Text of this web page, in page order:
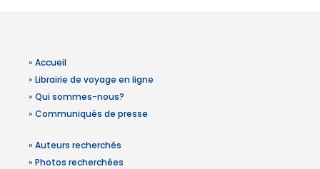
» Accueil
» Librairie de voyage en ligne
» Qui sommes-nous?
» Communiqués de presse
» Auteurs recherchés
» Photos recherchées